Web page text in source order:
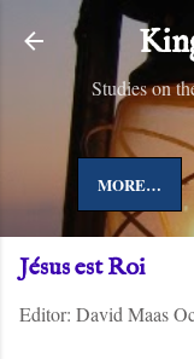
Studies on
MORE…
Jésus est Roi
Editor: David Maas